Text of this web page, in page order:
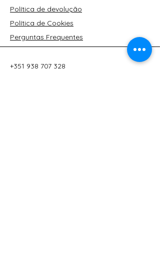
Política de devolução
Política de Cookies
Perguntas Frequentes
+351 938 707 328